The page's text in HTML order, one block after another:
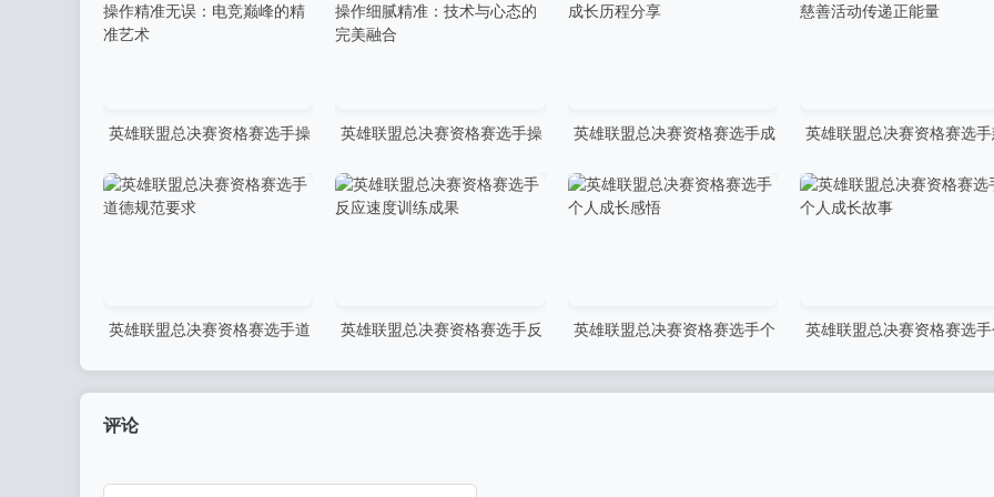
英雄联盟总决赛资格赛选手操
作精准无误：电竞巅峰的精准
艺术
英雄联盟总决赛资格赛选手操
作细腻精准：技术与心态的完
美融合
英雄联盟总决赛资格赛选手成
长历程分享
英雄联盟总决赛资格赛选
善活动传递正能量
英雄联盟总决赛资格赛选手道
英雄联盟总决赛资格赛选手反
英雄联盟总决赛资格赛选手个
英雄联盟总决赛资格赛选
评论